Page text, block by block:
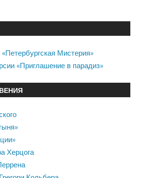
Мистерия»
«Приглашение в парадиз»
Херцога